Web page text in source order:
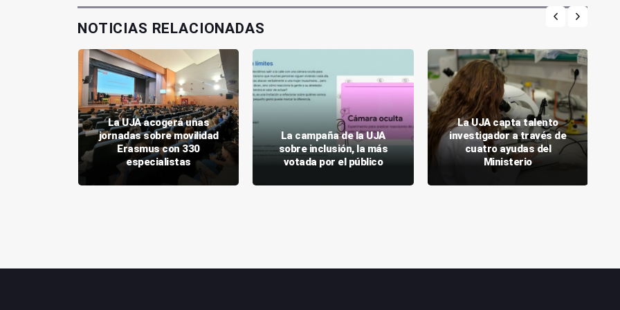
NOTICIAS RELACIONADAS
La UJA acogerá unas
jornadas sobre movilidad
Erasmus con 330
especialistas
La campaña de la UJA
sobre inclusión, la más
votada por el público
La UJA capta talento
investigador a través de
cuatro ayudas del
Ministerio